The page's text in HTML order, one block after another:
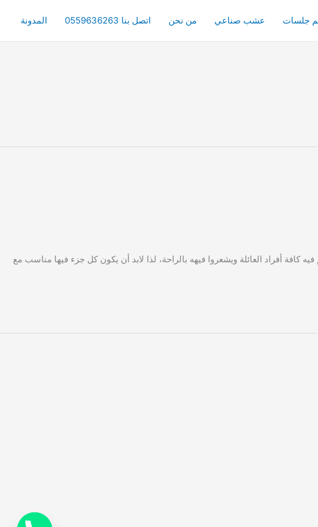
جلسات عشب صناعي من نحن اتصل بنا 0559636263 المدونة
العائلة ويشعروا فيهه بالراحة، لذا لابد أن يكون كل جزء فيها مناسب مع